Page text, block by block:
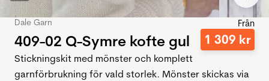
Dale Garn
409-02 Q-Symre kofte gul
Från
1 309 kr
Stickningskit med mönster och komplett
garnförbrukning för vald storlek. Mönster skickas via